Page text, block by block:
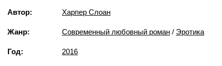
Автор: Харпер Слоан
Жанр: Современный любовный роман / Эротика
Год: 2016